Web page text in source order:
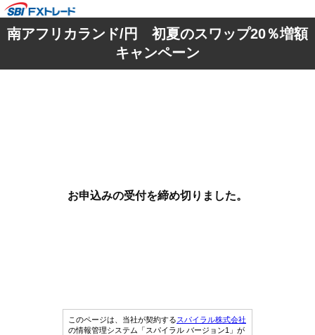
南アフリカランド/円 初夏のスワップ20％増額
キャンペーン
お申込みの受付を締め切りました。
このページは、当社が契約するスパイラル株式会社
の情報管理システム「スパイラル バージョン1」が